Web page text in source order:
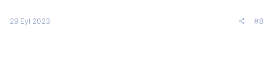
29 Eyl 2023 #8